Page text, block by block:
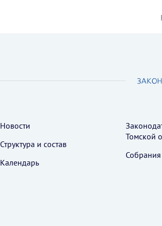
Новости
Структура и состав
Календарь
Томской
Собрания